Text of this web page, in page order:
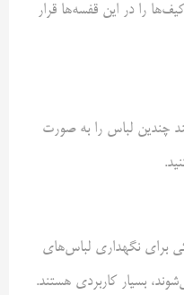
را در این قفسه‌ها قرار
چندین لباس را به صورت
برای نگهداری لباس‌های
بسیار کاربردی هستند.